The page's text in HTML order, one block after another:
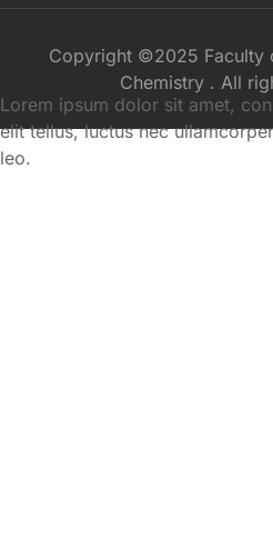
Copyright ©2025 Faculty
Chemistry . All
Lorem ipsum dolor sit amet,
elit tellus, luctus nec
leo.